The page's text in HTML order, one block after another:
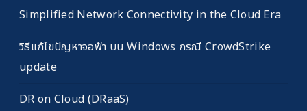
Simplified Network Connectivity in the Cloud Era
วิธีแก้ไขปัญหาจอฟ้า บน Windows กรณี CrowdStrike
update
DR on Cloud (DRaaS)